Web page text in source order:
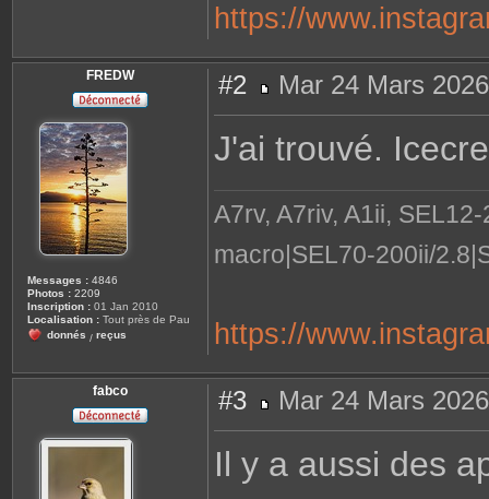
https://
FREDW
Messages : 4846
Photos : 2209
Inscription : 01 Jan 2010
Localisation : Tout près de Pau
donnés / reçus
#2
e
Mar 24 Mars
J'ai trouvé.
A7rv, A7riv, A1ii,
macro|SEL70-200ii/
https://
fabco #3
e
a
Mar 24 Mars
Il y a aussi des